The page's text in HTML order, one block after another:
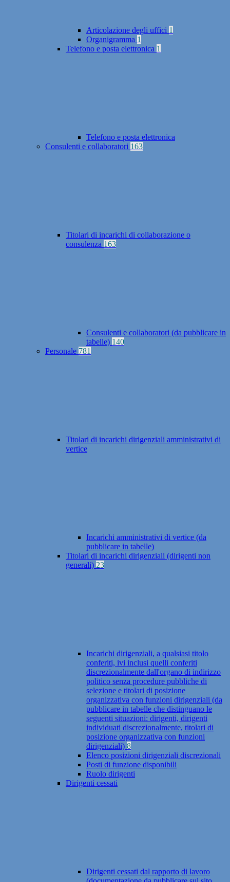
Articolazione degli uffici 1
Organigramma 1
Telefono e posta elettronica 1
Telefono e posta elettronica
Consulenti e collaboratori 163
Titolari di incarichi di collaborazione o
consulenza 163
Consulenti e collaboratori (da pubblicare in
tabelle) 140
Personale 781
Titolari di incarichi dirigenziali amministrativi di
vertice
Incarichi amministrativi di vertice (da
pubblicare in tabelle)
Titolari di incarichi dirigenziali (dirigenti non
generali) 23
Incarichi dirigenziali, a qualsiasi titolo
conferiti, ivi inclusi quelli conferiti
discrezionalmente dall'organo di indirizzo
politico senza procedure pubbliche di
selezione e titolari di posizione
organizzativa con funzioni dirigenziali (da
pubblicare in tabelle che distinguano le
seguenti situazioni: dirigenti, dirigenti
individuati discrezionalmente, titolari di
posizione organizzativa con funzioni
dirigenziali) 8
Elenco posizioni dirigenziali discrezionali
Posti di funzione disponibili
Ruolo dirigenti
Dirigenti cessati
Dirigenti cessati dal rapporto di lavoro